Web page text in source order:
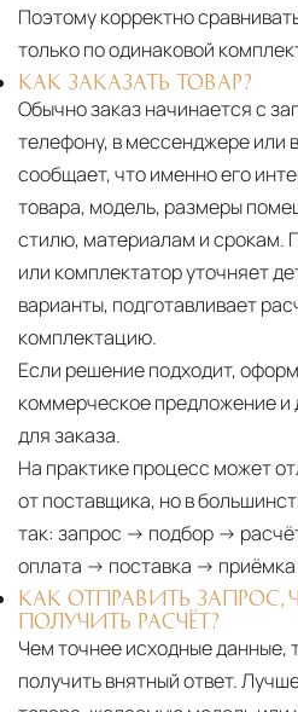
Поэтому корректно
только по одинаковой
КАК ЗАКАЗАТЬ ТОВАР?
Обычно заказ начинается с
телефону, в мессенджере или
сообщает, что именно его
товара, модель, размеры
стилю, материалам и срокам.
или комплектатор уточняет
варианты, подготавливает
комплектацию.
Если решение подходит,
коммерческое предложение
для заказа.
На практике процесс может
от поставщика, но в
так: запрос → подбор →
оплата → поставка →
КАК ОТПРАВИТЬ ЗАПРОС,
ПОЛУЧИТЬ РАСЧЁТ?
Чем точнее исходные данные,
получить внятный ответ.